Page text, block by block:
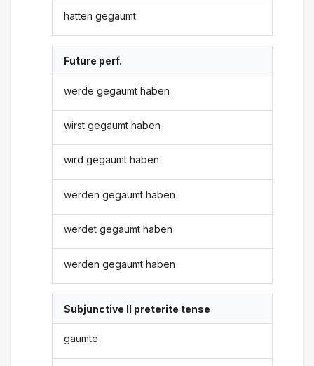
hatten gegaumt
Future perf.
werde gegaumt haben
wirst gegaumt haben
wird gegaumt haben
werden gegaumt haben
werdet gegaumt haben
werden gegaumt haben
Subjunctive II preterite tense
gaumte